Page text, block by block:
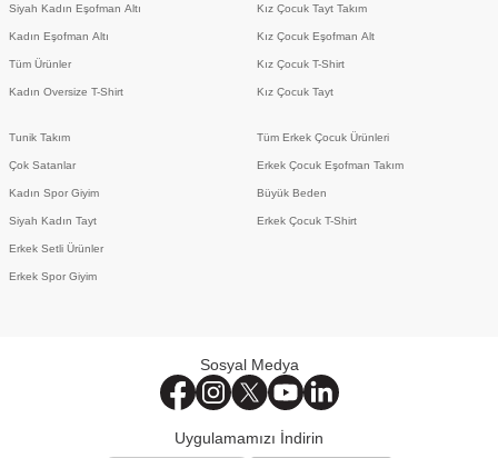
Sosyal Medya
Uygulamamızı İndirin
Siyah Kadın Eşofman Altı
Kadın Eşofman Altı
Tüm Ürünler
Kadın Oversize T-Shirt
Tunik Takım
Çok Satanlar
Kadın Spor Giyim
Siyah Kadın Tayt
Erkek Setli Ürünler
Erkek Spor Giyim
Kız Çocuk Tayt Takım
Kız Çocuk Eşofman Alt
Kız Çocuk T-Shirt
Kız Çocuk Tayt
Tüm Erkek Çocuk Ürünleri
Erkek Çocuk Eşofman Takım
Büyük Beden
Erkek Çocuk T-Shirt